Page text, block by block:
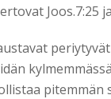
Joos.7:25
pitemmän